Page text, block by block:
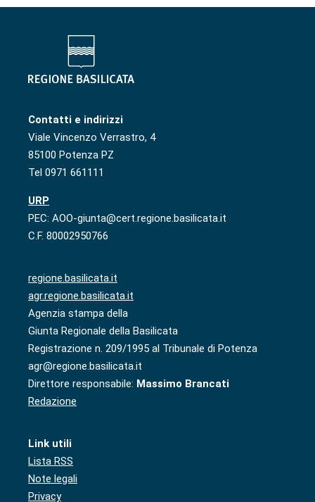
Contatti e indirizzi
Viale Vincenzo Verrastro, 4
85100 Potenza PZ
Tel 0971 661111
URP
PEC: AOO-giunta@cert.regione.basilicata.it
C.F. 80002950766
regione.basilicata.it
agr.regione.basilicata.it
Agenzia stampa della
Giunta Regionale della Basilicata
Registrazione n. 209/1995 al Tribunale di Potenza
agr@regione.basilicata.it
Direttore responsabile: Massimo Brancati
Redazione
Link utili
Lista RSS
Note legali
Privacy